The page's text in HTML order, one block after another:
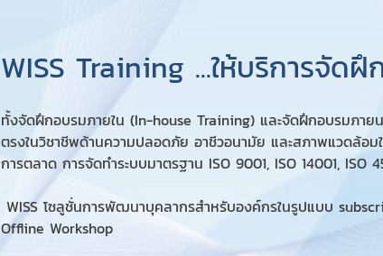
WISS Training ...ให้บริการจัดฝึ
ทั้งจัดฝึกอบรมภายใน (In-house Training) และจัดฝึกอบรมภา
ตรงในวิชาชีพด้านความปลอดภัย อาชีวอนามัย และสภาพแวดล้อ
การตลาด การจัดทำระบบมาตรฐาน ISO 9001, ISO 14001, ISO
WISS โซลูชั่นการพัฒนาบุคลากรสำหรับองค์กรในรูปแบบ
Offline Workshop